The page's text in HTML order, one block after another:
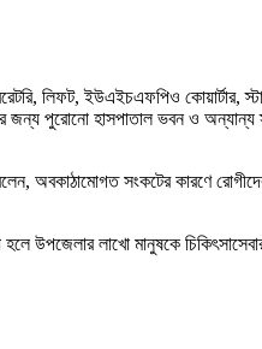
লিফট, ইউএইচএফপিও
পুরোনো হাসপাতাল ভবন ও অন্যান্য
অবকাঠামোগত সংকটের কারণে
উপজেলার লাখো মানুষকে